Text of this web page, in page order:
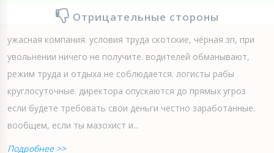
Отрицательные стороны
ужасная компания. условия труда скотские, чёрная зп, при
увольнении ничего не получите. водителей обманывают,
режим труда и отдыха не соблюдается. логисты рабы
круглосуточные. директора опускаются до прямых угроз
если будете требовать свои деньги честно заработанные.
вообщем, если ты мазохист и...
Подробнее >>